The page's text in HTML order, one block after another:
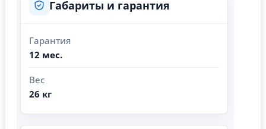
Габариты и гарантия
Гарантия
12 мес.
Вес
26 кг